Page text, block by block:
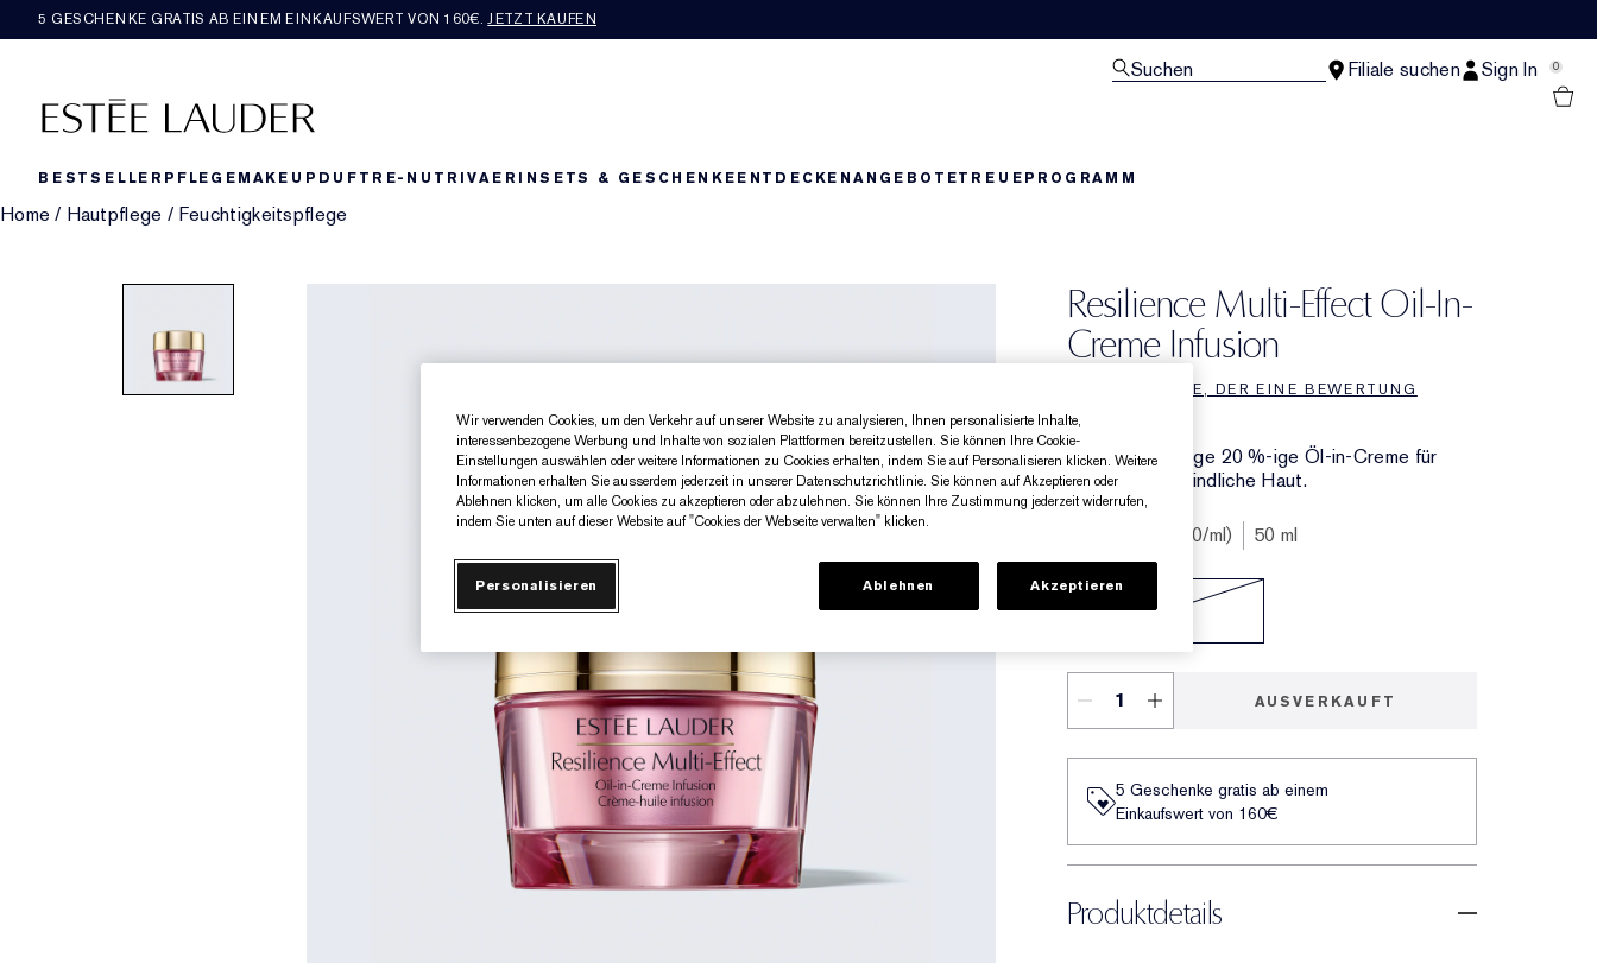
5 GESCHENKE GRATIS AB EINEM EINKAUFSWERT VON 160€​.JETZT KAUFEN
Suchen Filiale suchen Sign In 0
BESTSELLER PFLEGEMAKEUP DUFT RE-NUTRIVAERINSETS & GESCHENKEENTDECKENANGEBOTETREUEPROGRAMM
Home / Hautpflege / Feuchtigkeitspflege
Resilience Multi-Effect Oil-In-
Creme Infusion
SEI DER ERSTE, DER EINE BEWERTUNG
SCHREIBT
Extra-reichhaltige 20 %-ige Öl-in-Creme für
trockene, empfindliche Haut.
€3.10/ml 50 ml
AUSVERKAUFT
5 Geschenke gratis ab einem
Einkaufswert von 160€​
Produktdetails
Wir verwenden Cookies, um den Verkehr auf unserer Website zu analysieren, Ihnen personalisierte Inhalte,
interessenbezogene Werbung und Inhalte von sozialen Plattformen bereitzustellen. Sie können Ihre Cookie-
Einstellungen auswählen oder weitere Informationen zu Cookies erhalten, indem Sie auf Personalisieren klicken. Weitere
Informationen erhalten Sie ausserdem jederzeit in unserer Datenschutzrichtlinie. Sie können auf Akzeptieren oder
Ablehnen klicken, um alle Cookies zu akzeptieren oder abzulehnen. Sie können Ihre Zustimmung jederzeit widerrufen,
indem Sie unten auf dieser Website auf "Cookies der Webseite verwalten" klicken.
Personalisieren Ablehnen Akzeptieren